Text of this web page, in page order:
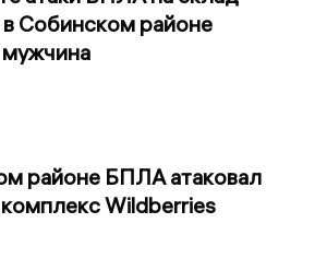
Собинском районе
районе БПЛА атаковал
Wildberries